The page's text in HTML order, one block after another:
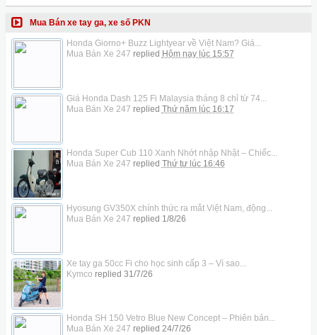
Mua Bán xe tay ga, xe số PKN
Honda Giorno+ Buzz Lightyear về Việt Nam? Giá...
Mua Bán Xe 247 replied Hôm nay lúc 15:57
Giá Honda Dash 125 Fi Malaysia tháng 8 chỉ từ 74...
Mua Bán Xe 247 replied Thứ năm lúc 16:17
Honda Super Cub 110 Xanh Nhớt nhập Nhật – Chiếc...
Mua Bán Xe 247 replied Thứ tư lúc 16:46
Hyosung GV350X chính thức ra mắt Việt Nam, động...
Mua Bán Xe 247 replied 1/8/26
Xe tay ga 50cc Fi cho học sinh cấp 3 – Vì sao...
Kymco replied 31/7/26
Honda SH 150 Vetro Blue New Concept – Phiên bản...
Mua Bán Xe 247 replied 24/7/26